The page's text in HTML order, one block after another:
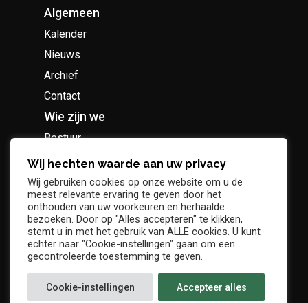
Algemeen
Kalender
Nieuws
Archief
Contact
Wie zijn we
Bestuur
Geschiedenis
Supportersclub
Socio Business Club
Wij hechten waarde aan uw privacy
Wij gebruiken cookies op onze website om u de
meest relevante ervaring te geven door het
onthouden van uw voorkeuren en herhaalde
bezoeken. Door op "Alles accepteren" te klikken,
stemt u in met het gebruik van ALLE cookies. U kunt
echter naar "Cookie-instellingen" gaan om een
gecontroleerde toestemming te geven.
Cookie-instellingen Accepteer alles